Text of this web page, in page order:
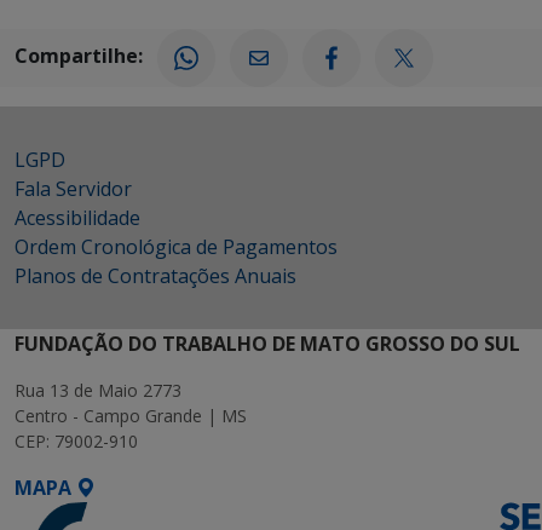
Compartilhe:
LGPD
Fala Servidor
Acessibilidade
Ordem Cronológica de Pagamentos
Planos de Contratações Anuais
FUNDAÇÃO DO TRABALHO DE MATO GROSSO DO SUL
Rua 13 de Maio 2773
Centro - Campo Grande | MS
CEP: 79002-910
MAPA